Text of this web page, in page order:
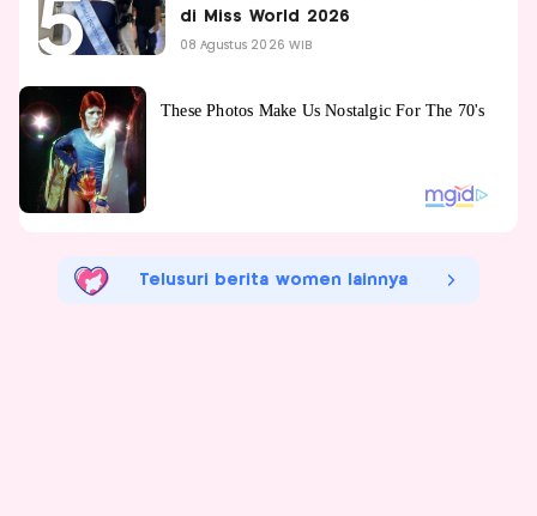
di Miss World 2026
08 Agustus 2026 WIB
Telusuri berita women lainnya